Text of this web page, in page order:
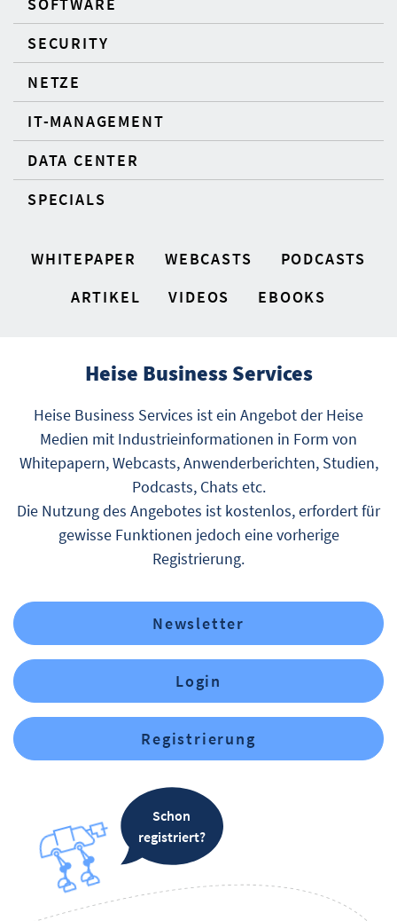
SECURITY
NETZE
IT-MANAGEMENT
DATA CENTER
SPECIALS
WHITEPAPER WEBCASTS
PODCASTS
ARTIKEL
VIDEOS EBOOKS
Heise Business Services
Heise Business Services ist ein Angebot der Heise
Medien mit Industrieinformationen in Form von
Whitepapern, Webcasts, Anwenderberichten, Studien,
Podcasts, Chats etc.
Die Nutzung des Angebotes ist kostenlos, erfordert für
gewisse Funktionen jedoch eine vorherige
Registrierung.
Newsletter
Login
Registrierung
Schon
registriert?